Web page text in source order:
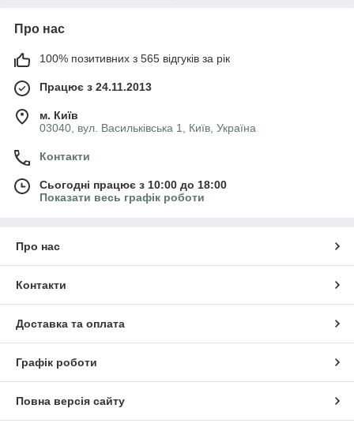
Про нас
100% позитивних з 565 відгуків за рік
Працює з 24.11.2013
м. Київ
03040, вул. Васильківська 1, Київ, Україна
Контакти
Сьогодні працює з 10:00 до 18:00
Показати весь графік роботи
Про нас
Контакти
Доставка та оплата
Графік роботи
Повна версія сайту